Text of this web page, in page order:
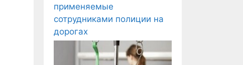
применяемые
сотрудниками полиции на
дорогах